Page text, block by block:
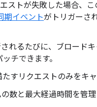
ストが失敗した場合、
期イベントがトリガーさ
れるたびに、ブロード
チできます。
すリクエストのみをキ
数と最大経過時間を管